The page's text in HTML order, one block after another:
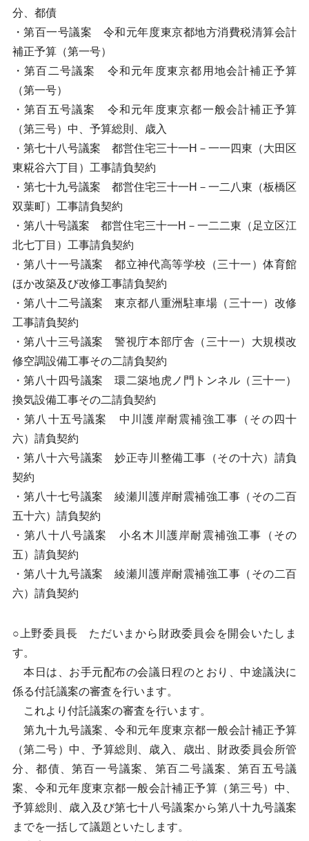
分、都債
・第百一号議案 令和元年度東京都地方消費税清算会計
補正予算（第一号）
・第百二号議案 令和元年度東京都用地会計補正予算
（第一号）
・第百五号議案 令和元年度東京都一般会計補正予算
（第三号）中、予算総則、歳入
・第七十八号議案 都営住宅三十一H－一一四東（大田区
東糀谷六丁目）工事請負契約
・第七十九号議案 都営住宅三十一H－一二八東（板橋区
双葉町）工事請負契約
・第八十号議案 都営住宅三十一H－一二二東（足立区江
北七丁目）工事請負契約
・第八十一号議案 都立神代高等学校（三十一）体育館
ほか改築及び改修工事請負契約
・第八十二号議案 東京都八重洲駐車場（三十一）改修
工事請負契約
・第八十三号議案 警視庁本部庁舎（三十一）大規模改
修空調設備工事その二請負契約
・第八十四号議案 環二築地虎ノ門トンネル（三十一）
換気設備工事その二請負契約
・第八十五号議案 中川護岸耐震補強工事（その四十
六）請負契約
・第八十六号議案 妙正寺川整備工事（その十六）請負
契約
・第八十七号議案 綾瀬川護岸耐震補強工事（その二百
五十六）請負契約
・第八十八号議案 小名木川護岸耐震補強工事（その
五）請負契約
・第八十九号議案 綾瀬川護岸耐震補強工事（その二百
六）請負契約
○上野委員長 ただいまから財政委員会を開会いたしま
す。
本日は、お手元配布の会議日程のとおり、中途議決に
係る付託議案の審査を行います。
これより付託議案の審査を行います。
第九十九号議案、令和元年度東京都一般会計補正予算
（第二号）中、予算総則、歳入、歳出、財政委員会所管
分、都債、第百一号議案、第百二号議案、第百五号議
案、令和元年度東京都一般会計補正予算（第三号）中、
予算総則、歳入及び第七十八号議案から第八十九号議案
までを一括して議題といたします。